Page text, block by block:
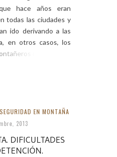
hace años eran
todas las ciudades y
ido derivando a las
en otros casos, los
que han
SEGURIDAD EN MONTAÑA
2013
DIFICULTADES